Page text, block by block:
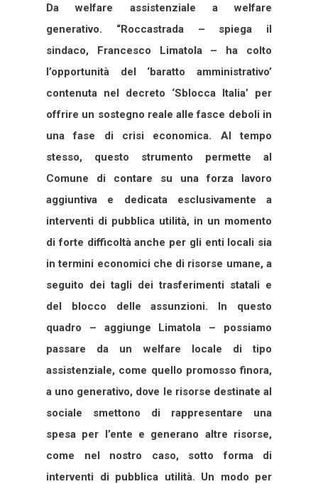
Da welfare assistenziale a welfare
generativo. “Roccastrada – spiega il
sindaco, Francesco Limatola – ha colto
l’opportunità del ‘baratto amministrativo’
contenuta nel decreto ‘Sblocca Italia’ per
offrire un sostegno reale alle fasce deboli in
una fase di crisi economica. Al tempo
stesso, questo strumento permette al
Comune di contare su una forza lavoro
aggiuntiva e dedicata esclusivamente a
interventi di pubblica utilità, in un momento
di forte difficoltà anche per gli enti locali sia
in termini economici che di risorse umane, a
seguito dei tagli dei trasferimenti statali e
del blocco delle assunzioni. In questo
quadro – aggiunge Limatola – possiamo
passare da un welfare locale di tipo
assistenziale, come quello promosso finora,
a uno generativo, dove le risorse destinate al
sociale smettono di rappresentare una
spesa per l’ente e generano altre risorse,
come nel nostro caso, sotto forma di
interventi di pubblica utilità. Un modo per